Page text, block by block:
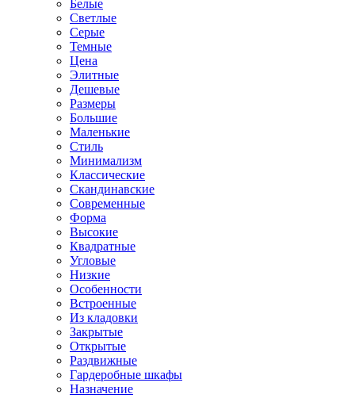
Белые
Светлые
Серые
Темные
Цена
Элитные
Дешевые
Размеры
Большие
Маленькие
Стиль
Минимализм
Классические
Скандинавские
Современные
Форма
Высокие
Квадратные
Угловые
Низкие
Особенности
Встроенные
Из кладовки
Закрытые
Открытые
Раздвижные
Гардеробные шкафы
Назначение